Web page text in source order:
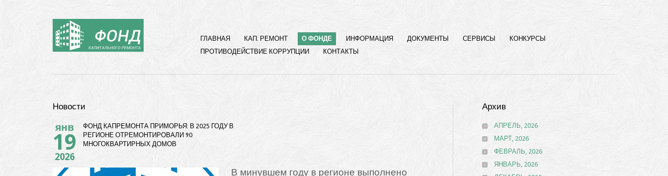
ГЛАВНАЯ КАП. РЕМОНТ О ФОНДЕ ИНФОРМАЦИЯ ДОКУМЕНТЫ СЕРВИСЫ
КОНКУРСЫ
ПРОТИВОДЕЙСТВИЕ КОРРУПЦИИ
КОНТАКТЫ
Новости
янв
19
2026
ФОНД КАПРЕМОНТА ПРИМОРЬЯ: В 2025 ГОДУ В
РЕГИОНЕ ОТРЕМОНТИРОВАЛИ 90
МНОГОКВАРТИРНЫХ ДОМОВ
В минувшем году в регионе выполнено
Архив
АПРЕЛЬ, 2026
МАРТ, 2026
ФЕВРАЛЬ, 2026
ЯНВАРЬ, 2026